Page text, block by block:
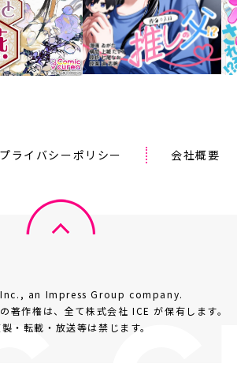
プライバシーポリシー 会社概要
an Impress Group company.
著作権は、全て株式会社 ICE が保有します。
・転載・放送等は禁じます。